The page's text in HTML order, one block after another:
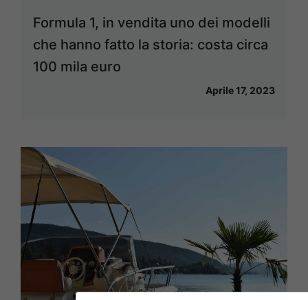
Formula 1, in vendita uno dei modelli
che hanno fatto la storia: costa circa
100 mila euro
Aprile 17, 2023